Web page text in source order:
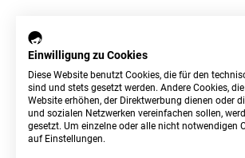
Einwilligung zu Cookies
Diese Website benutzt Cookies, die für den
sind und stets gesetzt werden. Andere Cookies,
Website erhöhen, der Direktwerbung dienen oder
und sozialen Netzwerken vereinfachen sollen,
gesetzt. Um einzelne oder alle nicht notwendigen
auf Einstellungen.